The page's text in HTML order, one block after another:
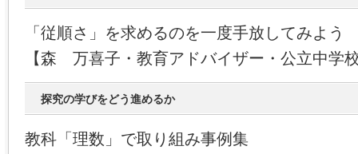
「従順さ」を求めるのを一度手放してみよう
【森 万喜子・教育アドバイザー・公立中学
探究の学びをどう進めるか
教科「理数」で取り組み事例集